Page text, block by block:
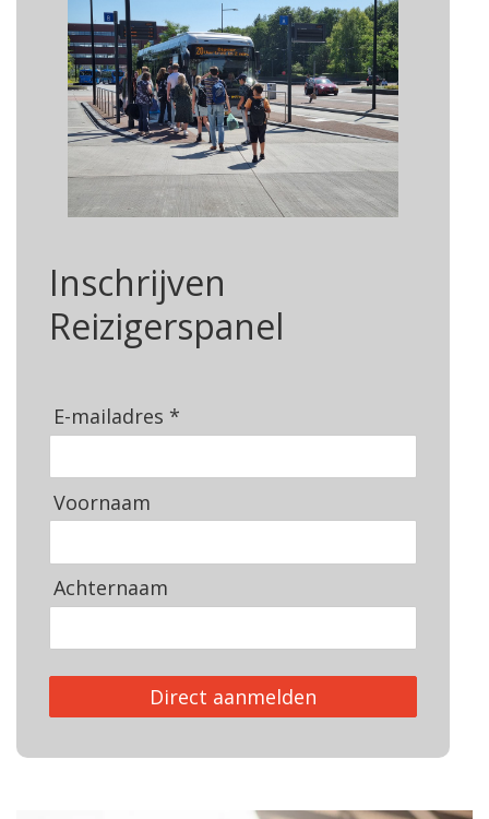
Inschrijven
Reizigerspanel
E-mailadres *
Voornaam
Achternaam
Direct aanmelden